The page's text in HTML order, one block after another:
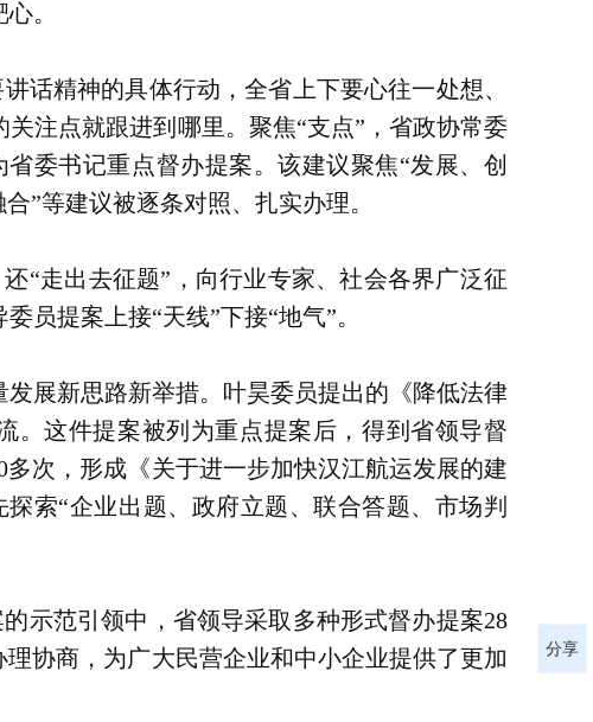
。
话精神的具体行动，全省上下要心往一处想、
注点就跟进到哪里。聚焦“支点”，省政协常委
委书记重点督办提案。该建议聚焦“发展、创
”等建议被逐条对照、扎实办理。
“走出去征题”，向行业专家、社会各界广泛征
员提案上接“天线”下接“地气”。
展新思路新举措。叶昊委员提出的《降低法律
。这件提案被列为重点提案后，得到省领导督
次，形成《关于进一步加快汉江航运发展的建
索“企业出题、政府立题、联合答题、市场判
示范引领中，省领导采取多种形式督办提案28
协商，为广大民营企业和中小企业提供了更加
分享